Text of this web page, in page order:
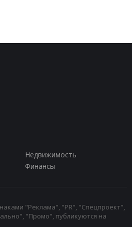
Недвижимость
Финансы
"Реклама", "PR", "Спецпроект",
"Промо", публикуются на